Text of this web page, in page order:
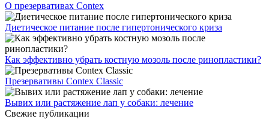
О презервативах Contex
Диетическое питание после гипертонического криза
Как эффективно убрать костную мозоль после ринопластики?
Презервативы Contex Classic
Вывих или растяжение лап у собаки: лечение
Свежие публикации